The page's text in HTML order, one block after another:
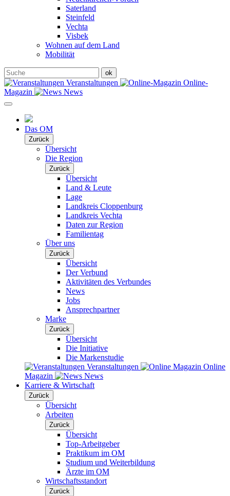
Saterland
Steinfeld
Vechta
Visbek
Wohnen auf dem Land
Mobilität
Veranstaltungen
Online-
Magazin
News
Das OM
Zurück
Übersicht
Die Region
Zurück
Übersicht
Land & Leute
Lage
Landkreis Cloppenburg
Landkreis Vechta
Daten zur Region
Familientag
Über uns
Zurück
Übersicht
Der Verbund
Aktivitäten des Verbundes
News
Jobs
Ansprechpartner
Marke
Zurück
Übersicht
Die Initiative
Die Markenstudie
Veranstaltungen
Online
Magazin
News
Karriere & Wirtschaft
Zurück
Übersicht
Arbeiten
Zurück
Übersicht
Top-Arbeitgeber
Praktikum im OM
Studium und Weiterbildung
Ärzte im OM
Wirtschaftsstandort
Zurück